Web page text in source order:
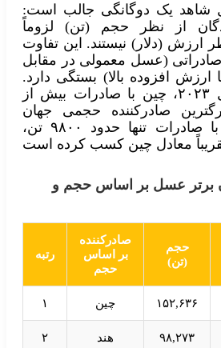
شاهد یک دوگانگی جالب است:
از نظر حجم (تن) لزوماً
ارزش (دلار) نیستند. این تفاوت
(عسل معمولی در مقابل
افزوده بالا) بستگی دارد.
بر اساس آمار سال ۲۰۲۳، چین با صادرات بیش از
صادرکننده حجمی جهان
است، اما نیوزیلند با صادرات تنها حدود ۹۸۰۰ تن،
برتر عسل بر اساس حجم و
رتبه
صادرکننده
بر اساس
حجم
حجم
(تن)
۱ چین ۱۵۲,۶۳۶
۲ هند ۹۸,۲۷۳